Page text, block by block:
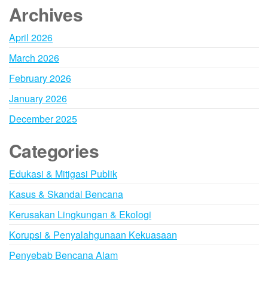
Archives
April 2026
March 2026
February 2026
January 2026
December 2025
Categories
Edukasi & Mitigasi Publik
Kasus & Skandal Bencana
Kerusakan Lingkungan & Ekologi
Korupsi & Penyalahgunaan Kekuasaan
Penyebab Bencana Alam